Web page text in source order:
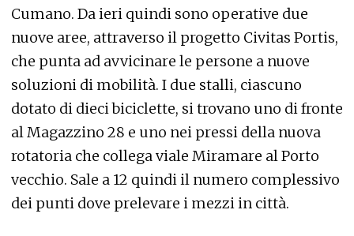
Cumano. Da ieri quindi sono operative due
nuove aree, attraverso il progetto Civitas Portis,
che punta ad avvicinare le persone a nuove
soluzioni di mobilità. I due stalli, ciascuno
dotato di dieci biciclette, si trovano uno di fronte
al Magazzino 28 e uno nei pressi della nuova
rotatoria che collega viale Miramare al Porto
vecchio. Sale a 12 quindi il numero complessivo
dei punti dove prelevare i mezzi in città.